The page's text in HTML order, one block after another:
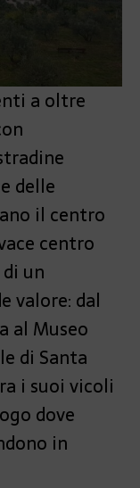
a oltre
delle
il centro
centro
un
valore: dal
al Museo
di Santa
i suoi vicoli
dove
in